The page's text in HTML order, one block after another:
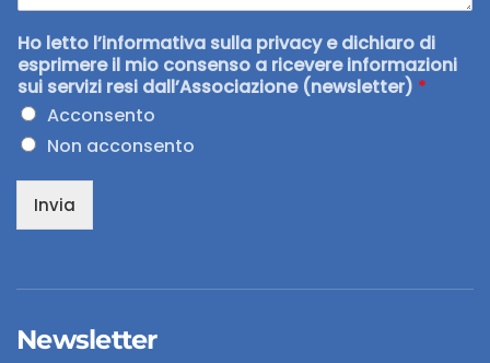
Ho letto l’informativa sulla privacy e dichiaro di
esprimere il mio consenso a ricevere informazioni
sui servizi resi dall’Associazione (newsletter) *
Acconsento
Non acconsento
Invia
Newsletter